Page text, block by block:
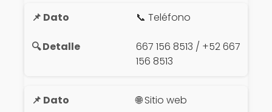
📞 Teléfono
667 156 8513 / +52 667
156 8513
🌐 Sitio web